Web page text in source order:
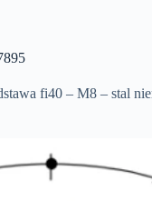
fi40 – M8 – stal